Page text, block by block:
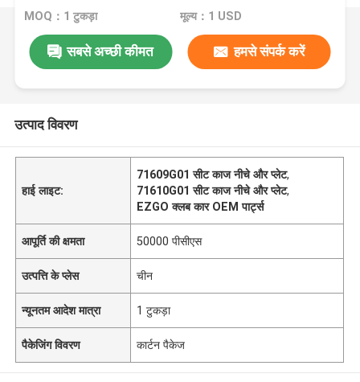
MOQ：1 टुकड़ा मूल्य：1 USD
सबसे अच्छी कीमत हमसे संपर्क करें
उत्पाद विवरण
हाई लाइट:
71609G01 सीट काज नीचे और प्लेट,
71610G01 सीट काज नीचे और प्लेट,
EZGO क्लब कार OEM पार्ट्स
आपूर्ति की क्षमता 50000 पीसीएस
उत्पत्ति के प्लेस चीन
न्यूनतम आदेश मात्रा 1 टुकड़ा
पैकेजिंग विवरण कार्टन पैकेज